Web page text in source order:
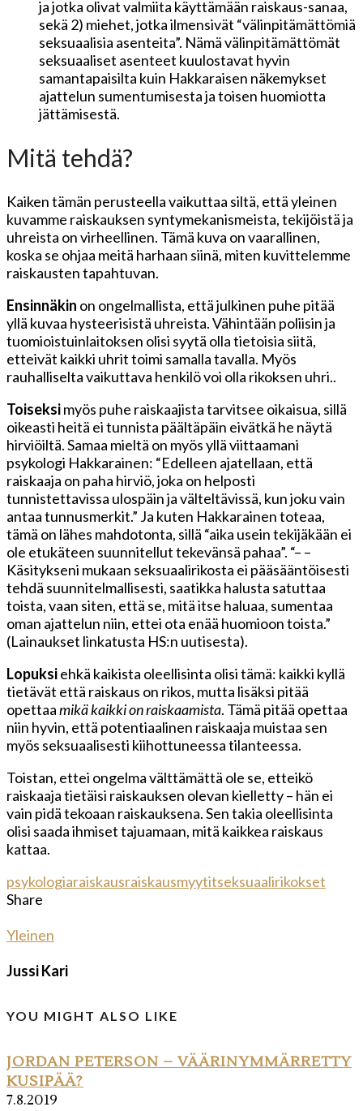
ja jotka olivat valmiita käyttämään raiskaus-sanaa,
sekä 2) miehet, jotka ilmensivät “välinpitämättömiä
seksuaalisia asenteita”. Nämä välinpitämättömät
seksuaaliset asenteet kuulostavat hyvin
samantapaisilta kuin Hakkaraisen näkemykset
ajattelun sumentumisesta ja toisen huomiotta
jättämisestä.
Mitä tehdä?
Kaiken tämän perusteella vaikuttaa siltä, että yleinen
kuvamme raiskauksen syntymekanismeista, tekijöistä ja
uhreista on virheellinen. Tämä kuva on vaarallinen,
koska se ohjaa meitä harhaan siinä, miten kuvittelemme
raiskausten tapahtuvan.
Ensinnäkin on ongelmallista, että julkinen puhe pitää
yllä kuvaa hysteerisistä uhreista. Vähintään poliisin ja
tuomioistuinlaitoksen olisi syytä olla tietoisia siitä,
etteivät kaikki uhrit toimi samalla tavalla. Myös
rauhalliselta vaikuttava henkilö voi olla rikoksen uhri..
Toiseksimyös puhe raiskaajista tarvitsee oikaisua, sillä
oikeasti heitä ei tunnista päältäpäin eivätkä he näytä
hirviöiltä. Samaa mieltä on myös yllä viittaamani
psykologi Hakkarainen: “Edelleen ajatellaan, että
raiskaaja on paha hirviö, joka on helposti
tunnistettavissa ulospäin ja välteltävissä, kun joku vain
antaa tunnusmerkit.” Ja kuten Hakkarainen toteaa,
tämä on lähes mahdotonta, sillä “aika usein tekijäkään ei
ole etukäteen suunnitellut tekevänsä pahaa”. “– –
Käsitykseni mukaan seksuaalirikosta ei pääsääntöisesti
tehdä suunnitelmallisesti, saatikka halusta satuttaa
toista, vaan siten, että se, mitä itse haluaa, sumentaa
oman ajattelun niin, ettei ota enää huomioon toista.”
(Lainaukset linkatusta HS:n uutisesta).
Lopuksiehkä kaikista oleellisinta olisi tämä: kaikki kyllä
tietävät että raiskaus on rikos, mutta lisäksi pitää
opettaamikä kaikki on raiskaamista. Tämä pitää opettaa
niin hyvin, että potentiaalinen raiskaaja muistaa sen
myös seksuaalisesti kiihottuneessa tilanteessa.
Toistan, ettei ongelma välttämättä ole se, etteikö
raiskaaja tietäisi raiskauksen olevan kielletty – hän ei
vain pidä tekoaan raiskauksena. Sen takia oleellisinta
olisi saada ihmiset tajuamaan, mitä kaikkea raiskaus
kattaa.
psykologiaraiskausraiskausmyytitseksuaalirikokset
Share
Yleinen
Jussi Kari
YOU MIGHT ALSO LIKE
JORDAN PETERSON – VÄÄRINYMMÄRRETTY
KUSIPÄÄ?
7.8.2019